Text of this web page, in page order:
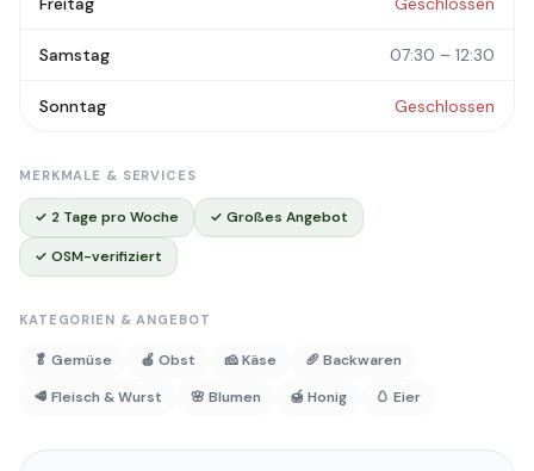
Samstag 07:30 – 12:30
Sonntag Geschlossen
MERKMALE & SERVICES
✓ 2 Tage pro Woche ✓ Großes Angebot
✓ OSM-verifiziert
KATEGORIEN & ANGEBOT
🥬 Gemüse 🍎 Obst 🧀 Käse
🥖 Backwaren
🥩 Fleisch & Wurst
🌸 Blumen 🍯 Honig 🥚 Eier